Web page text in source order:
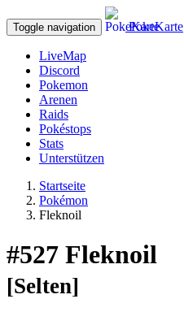
Toggle navigation PokeKarte
LiveMap
Discord
Pokemon
Arenen
Raids
Pokéstops
Stats
Unterstützen
Startseite
Pokémon
Fleknoil
#527 Fleknoil
[Selten]